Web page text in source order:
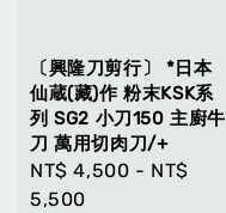
〔興隆刀剪行〕 *日本
仙蔵(藏)作 粉末KSK系
列 SG2 小刀150 主廚牛
刀 萬用切肉刀/+
Regular
price
NT$ 4,500 - NT$
5,500